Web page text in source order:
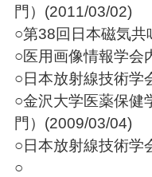
門）(2011/03/02)
○第38回日本磁気
○医用画像情報学会
○日本放射線技術学
○金沢大学医薬保健
門）(2009/03/04)
○日本放射線技術学
○